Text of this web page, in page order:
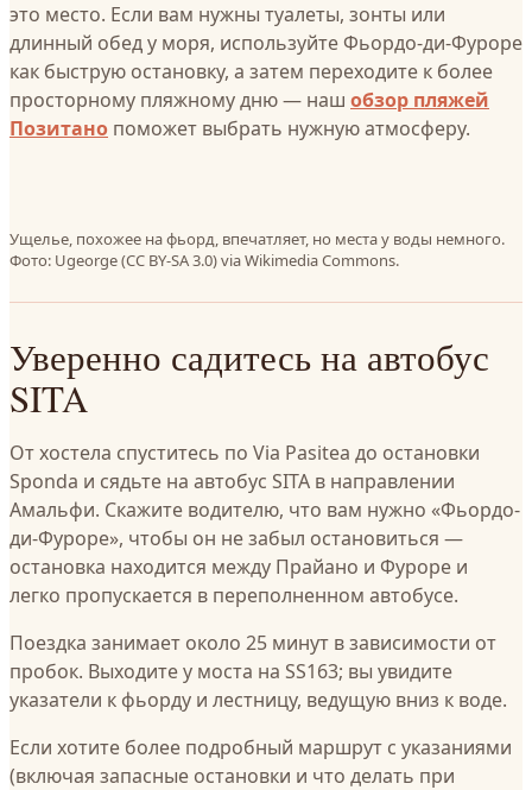
это место. Если вам нужны туалеты, зонты или
длинный обед у моря, используйте Фьордо-ди-Фуроре
как быструю остановку, а затем переходите к более
просторному пляжному дню — наш обзор пляжей
Позитано поможет выбрать нужную атмосферу.
Ущелье, похожее на фьорд, впечатляет, но места у воды немного.
Фото: Ugeorge (CC BY-SA 3.0) via Wikimedia Commons.
Уверенно садитесь на автобус
SITA
От хостела спуститесь по Via Pasitea до остановки
Sponda и сядьте на автобус SITA в направлении
Амальфи. Скажите водителю, что вам нужно «Фьордо-
ди-Фуроре», чтобы он не забыл остановиться —
остановка находится между Прайано и Фуроре и
легко пропускается в переполненном автобусе.
Поездка занимает около 25 минут в зависимости от
пробок. Выходите у моста на SS163; вы увидите
указатели к фьорду и лестницу, ведущую вниз к воде.
Если хотите более подробный маршрут с указаниями
(включая запасные остановки и что делать при